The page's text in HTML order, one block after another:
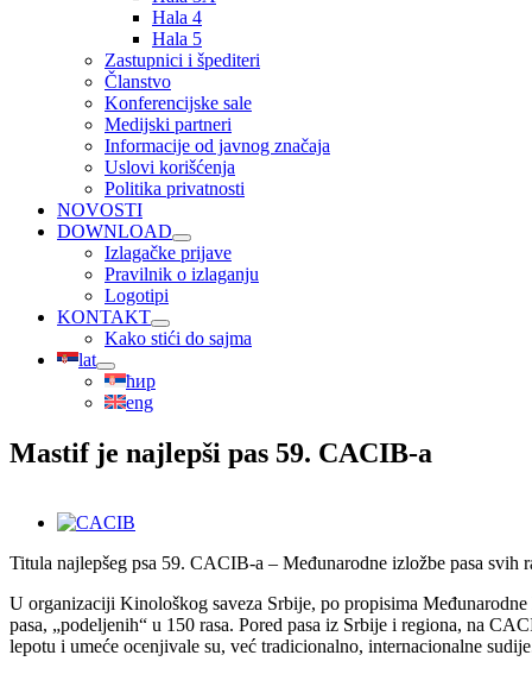
Hala 4
Hala 5
Zastupnici i špediteri
Članstvo
Konferencijske sale
Medijski partneri
Informacije od javnog značaja
Uslovi korišćenja
Politika privatnosti
NOVOSTI
DOWNLOAD
Izlagačke prijave
Pravilnik o izlaganju
Logotipi
KONTAKT
Kako stići do sajma
lat
ћир
eng
Mastif je najlepši pas 59. CACIB-a
View
Image
Titula najlepšeg psa 59. CACIB-a – Međunarodne izložbe pasa
U organizaciji Kinološkog saveza Srbije, po propisima
pasa, „podeljenih“ u 150 rasa. Pored pasa iz Srbije i regiona, na
lepotu i umeće ocenjivale su, već tradicionalno, internacionalne